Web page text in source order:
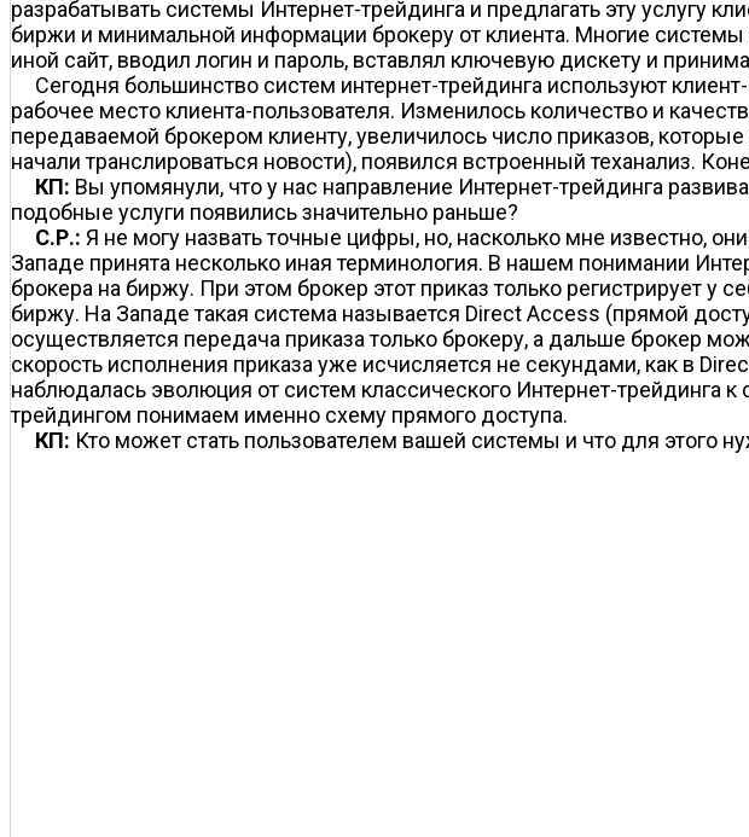
разрабатывать системы Интернет-трейдинга и предлагать эту услугу
биржи и минимальной информации брокеру от клиента. Многие
иной сайт, вводил логин и пароль, вставлял ключевую дискету и
Сегодня большинство систем интернет-трейдинга используют
рабочее место клиента-пользователя. Изменилось количество и
передаваемой брокером клиенту, увеличилось число приказов,
начали транслироваться новости), появился встроенный теханализ.
КП: Вы упомянули, что у нас направление Интернет-трейдинга
подобные услуги появились значительно раньше?
С.Р.: Я не могу назвать точные цифры, но, насколько мне известно,
Западе принята несколько иная терминология. В нашем понимании
брокера на биржу. При этом брокер этот приказ только регистрирует у
биржу. На Западе такая система называется Direct Access (прямой
осуществляется передача приказа только брокеру, а дальше брокер
скорость исполнения приказа уже исчисляется не секундами, как в
наблюдалась эволюция от систем классического Интернет-трейдинга
трейдингом понимаем именно схему прямого доступа.
КП: Кто может стать пользователем вашей системы и что для этого